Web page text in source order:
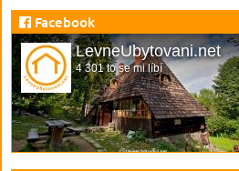
Facebook
LevneUbytovani.net
4 301 to se mi líbí